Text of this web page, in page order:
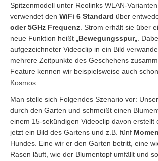
Spitzenmodell unter Reolinks WLAN-
verwendet den WiFi 6 Standard über
oder 5GHz Frequenz. Strom erhält sie über
neue Funktion heißt „Bewegungsspur„.
aufgezeichneter Videoclip in ein Bild
mehrere Zeitpunkte des Geschehens
Feature kennen wir beispielsweise auch
Kosmos.
Man stelle sich Folgendes Szenario vor:
durch den Garten und schmeißt einen
einem 15-sekündigen Videoclip davon erstellt
jetzt ein Bild des Gartens und z.B. fünf
Hundes. Eine wir er den Garten betritt, eine
Rasen läuft, wie der Blumentopf umfällt und